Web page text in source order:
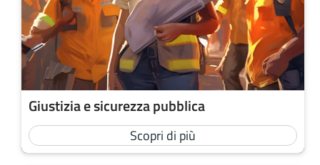
Giustizia e sicurezza pubblica
Scopri di più